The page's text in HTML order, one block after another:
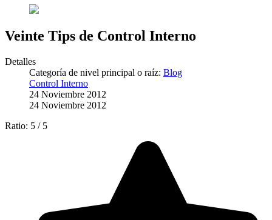
Veinte Tips de Control Interno
Detalles
Categoría de nivel principal o raíz: Blog
Control Interno
24 Noviembre 2012
24 Noviembre 2012
Ratio: 5 / 5